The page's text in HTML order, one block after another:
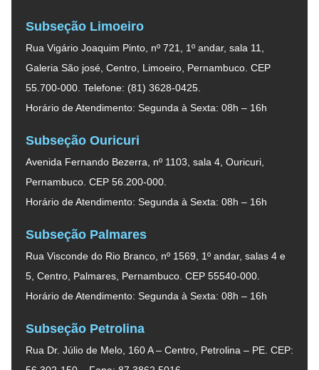
Subseção Limoeiro
Rua Vigário Joaquim Pinto, nº 721, 1º andar, sala 11,
Galeria São josé, Centro, Limoeiro, Pernambuco. CEP
55.700-000. Telefone: (81) 3628-0425.
Horário de Atendimento: Segunda à Sexta: 08h – 16h
Subseção Ouricuri
Avenida Fernando Bezerra, nº 1103, sala 4, Ouricuri,
Pernambuco. CEP 56.200-000.
Horário de Atendimento: Segunda à Sexta: 08h – 16h
Subseção Palmares
Rua Visconde do Rio Branco, nº 1569, 1º andar, salas 4 e
5, Centro, Palmares, Pernambuco. CEP 55540-000.
Horário de Atendimento: Segunda à Sexta: 08h – 16h
Subseção Petrolina
Rua Dr. Júlio de Melo, 160 A – Centro, Petrolina – PE. CEP: